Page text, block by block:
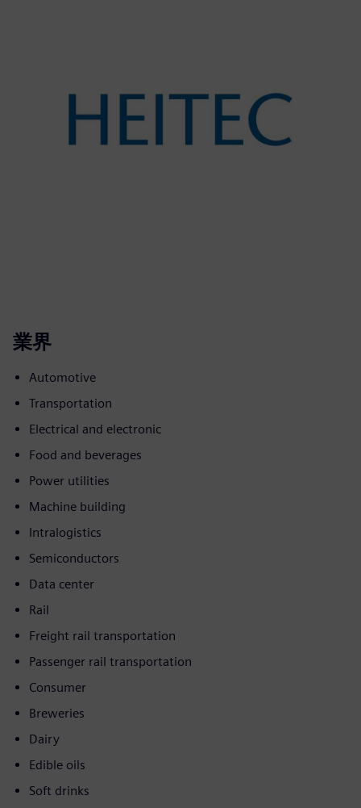
業界
Automotive
Transportation
Electrical and electronic
Food and beverages
Power utilities
Machine building
Intralogistics
Semiconductors
Data center
Rail
Freight rail transportation
Passenger rail transportation
Consumer
Breweries
Dairy
Edible oils
Soft drinks